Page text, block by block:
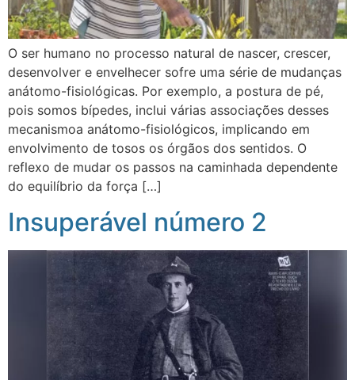
O ser humano no processo natural de nascer, crescer,
desenvolver e envelhecer sofre uma série de mudanças
anátomo-fisiológicas. Por exemplo, a postura de pé,
pois somos bípedes, inclui várias associações desses
mecanismoa anátomo-fisiológicos, implicando em
envolvimento de tosos os órgãos dos sentidos. O
reflexo de mudar os passos na caminhada dependente
do equilíbrio da força […]
Insuperável número 2